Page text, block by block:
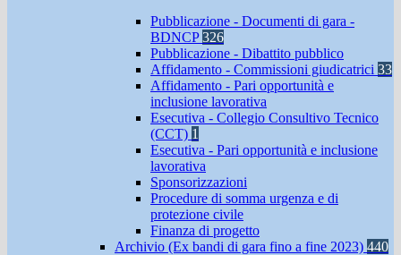
Pubblicazione - Documenti di gara -
BDNCP326
Pubblicazione - Dibattito pubblico
Affidamento - Commissioni giudicatrici 33
Affidamento - Pari opportunità e
inclusione lavorativa
Esecutiva - Collegio Consultivo Tecnico
(CCT) 1
Esecutiva - Pari opportunità e inclusione
lavorativa
Sponsorizzazioni
Procedure di somma urgenza e di
protezione civile
Finanza di progetto
Archivio (Ex bandi di gara fino a fine 2023) 440